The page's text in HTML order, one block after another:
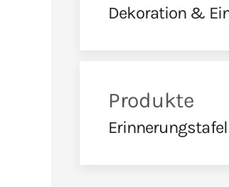
Dekoration &
Produkte